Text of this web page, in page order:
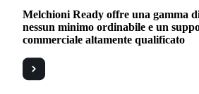
Melchioni Ready offre una gamma
nessun minimo ordinabile e un
commerciale altamente qualificato